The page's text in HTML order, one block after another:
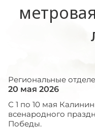
Региональные
20 мая 2026
С 1 по 10 мая
всенародного
Победы.